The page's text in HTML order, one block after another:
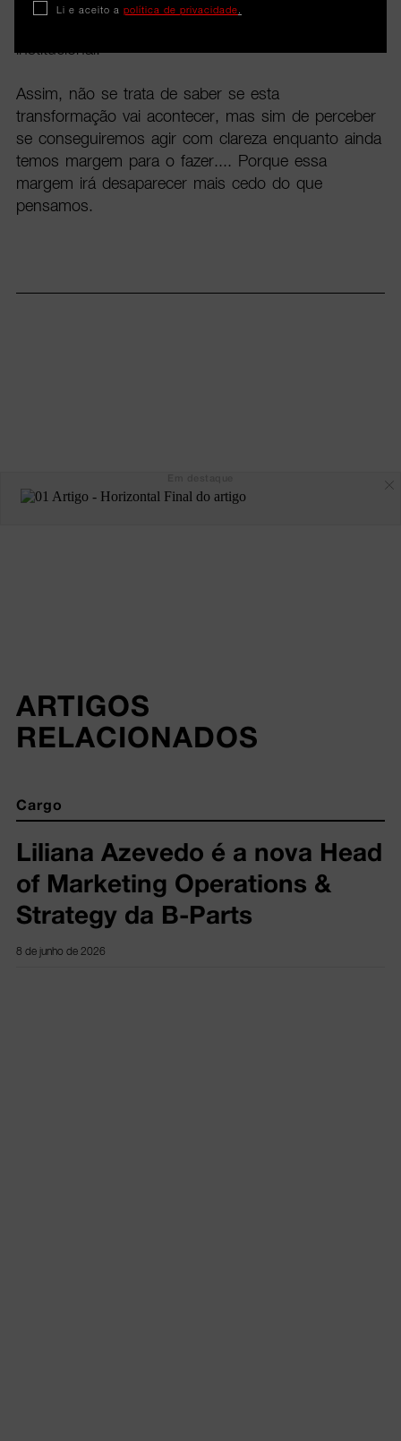
transformação que evolui mais rapidamente do que
institucional.
Assim, não se trata de saber se esta
transformação vai acontecer, mas sim de perceber
se conseguiremos agir com clareza enquanto ainda
temos margem para o fazer.... Porque essa
margem irá desaparecer mais cedo do que
pensamos.
ARTIGOS
RELACIONADOS
Cargo
Liliana Azevedo é a nova Head
of Marketing Operations &
Strategy da B-Parts
8 de junho de 2026
Li e aceito a política de privacidade.